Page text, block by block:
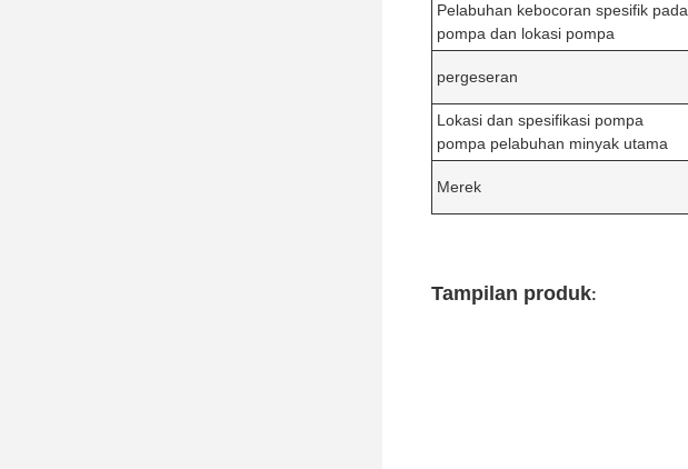
Pelabuhan kebocoran spesifik pada
pompa dan lokasi pompa
pergeseran
Lokasi dan spesifikasi pompa
pompa pelabuhan minyak utama
Merek
Tampilan produk: